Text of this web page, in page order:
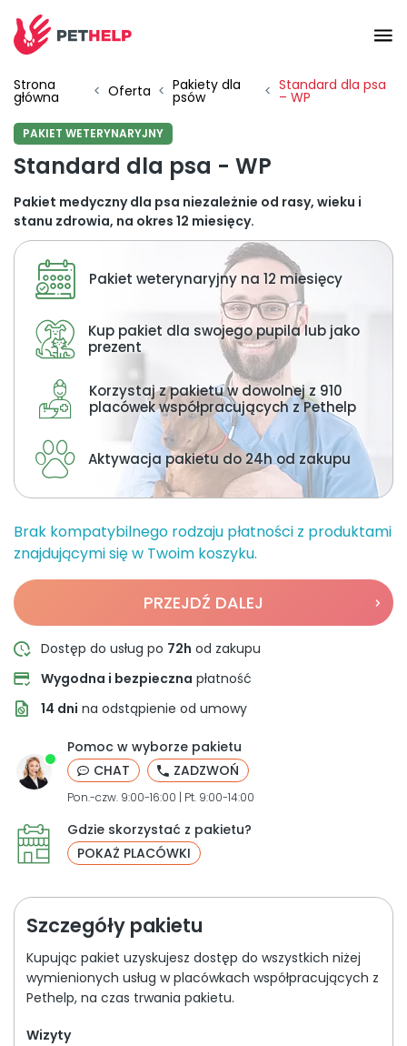
+48 790 277 277
Pakiety weterynaryjne
Ubezpieczenie psa i kota
Benefit dla firm
O nas
Placówki
Strona
główna < Oferta < Pakiety dla
psów < Standard dla psa
– WP
PAKIET WETERYNARYJNY
Standard dla psa - WP
Pakiet medyczny dla psa niezależnie od rasy, wieku i
stanu zdrowia, na okres 12 miesięcy.
Pakiet weterynaryjny na 12 miesięcy
Kup pakiet dla swojego pupila lub jako
prezent
Korzystaj z pakietu w dowolnej z 910
placówek współpracujących z Pethelp
Aktywacja pakietu do 24h od zakupu
Brak kompatybilnego rodzaju płatności z produktami
znajdującymi się w Twoim koszyku.
PRZEJDŹ DALEJ
Dostęp do usług po 72h od zakupu
Wygodna i bezpieczna płatność
14 dni na odstąpienie od umowy
Pomoc w wyborze pakietu
CHAT
ZADZWOŃ
Pon.-czw. 9:00-16:00 | Pt. 9:00-14:00
Gdzie skorzystać z pakietu?
POKAŻ PLACÓWKI
Szczegóły pakietu
Kupując pakiet uzyskujesz dostęp do wszystkich niżej
wymienionych usług w placówkach współpracujących z
Pethelp, na czas trwania pakietu.
Wizyty